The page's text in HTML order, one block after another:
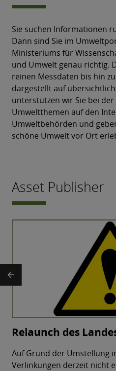
Sie suchen Informationen
Dann sind Sie im
Ministeriums für
und Umwelt genau richtig.
reinen Messdaten bis hin
dargestellt auf
unterstützen wir Sie bei der
Umweltthemen auf den
Umweltbehörden und
schöne Umwelt vor Ort
Asset Publisher
Relaunch des
Auf Grund der Umstellung
Verlinkungen derzeit nicht
arrow_back